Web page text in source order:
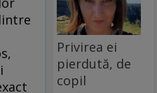
Privirea ei
pierdută, de
copil